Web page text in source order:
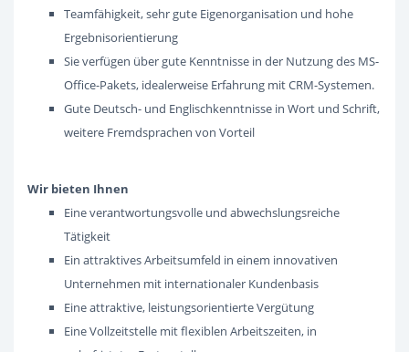
Teamfähigkeit, sehr gute Eigenorganisation und hohe
Ergebnisorientierung
Sie verfügen über gute Kenntnisse in der Nutzung des MS-
Office-Pakets, idealerweise Erfahrung mit CRM-Systemen.
Gute Deutsch- und Englischkenntnisse in Wort und Schrift,
weitere Fremdsprachen von Vorteil
Wir bieten Ihnen
Eine verantwortungsvolle und abwechslungsreiche
Tätigkeit
Ein attraktives Arbeitsumfeld in einem innovativen
Unternehmen mit internationaler Kundenbasis
Eine attraktive, leistungsorientierte Vergütung
Eine Vollzeitstelle mit flexiblen Arbeitszeiten, in